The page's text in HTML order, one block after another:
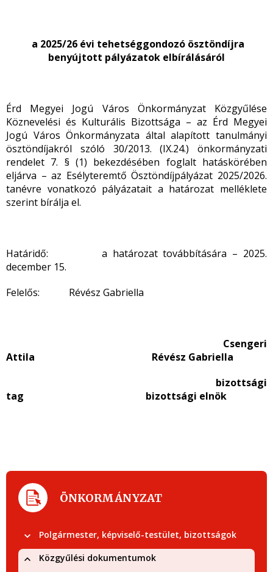
a 2025/26 évi tehetséggondozó ösztöndíjra
benyújtott pályázatok elbírálásáról
Érd Megyei Jogú Város Önkormányzat Közgyűlése
Köznevelési és Kulturális Bizottsága – az Érd Megyei
Jogú Város Önkormányzata által alapított tanulmányi
ösztöndíjakról szóló 30/2013. (IX.24.) önkormányzati
rendelet 7. § (1) bekezdésében foglalt hatáskörében
eljárva – az Esélyteremtő Ösztöndíjpályázat 2025/2026.
tanévre vonatkozó pályázatait a határozat melléklete
szerint bírálja el.
Határidő: a határozat továbbítására – 2025.
december 15.
Felelős: Révész Gabriella
Csengeri
Attila Révész Gabriella
bizottsági
tag bizottsági elnök
ÖNKORMÁNYZAT
Polgármester, képviselő-testület, bizottságok
Közgyűlési dokumentumok